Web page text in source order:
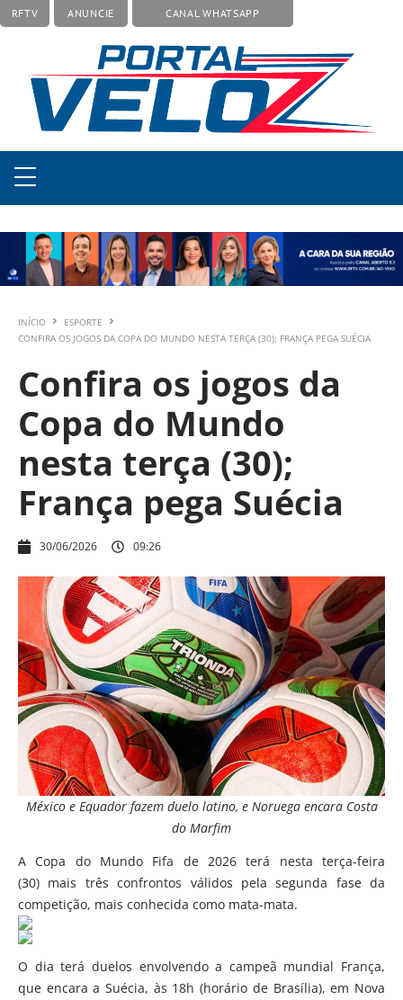
RFTV ANUNCIE CANAL WHATSAPP
INÍCIO
ESPORTE
CONFIRA OS JOGOS DA COPA DO MUNDO NESTA TERÇA (30); FRANÇA PEGA SUÉCIA
Confira os jogos da
Copa do Mundo
nesta terça (30);
França pega Suécia
30/06/2026 09:26
México e Equador fazem duelo latino, e Noruega encara Costa
do Marfim
A Copa do Mundo Fifa de 2026 terá nesta terça-feira
(30) mais três confrontos válidos pela segunda fase da
competição, mais conhecida como mata-mata.
O dia terá duelos envolvendo a campeã mundial França,
que encara a Suécia, às 18h (horário de Brasília), em Nova